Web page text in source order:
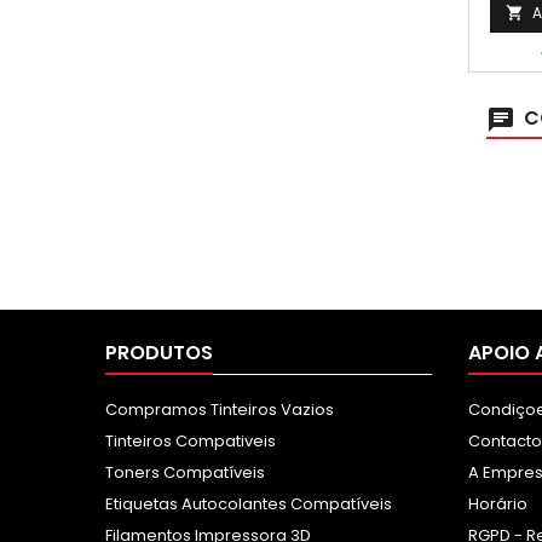

PRODUTOS
Compramos Tinteiros Vazios
Tinteiros Compativeis
Toners Compatíveis
Etiquetas Autocolantes Compatíveis
Filamentos Impressora 3D
APOIO
A
Horário
RGPD -